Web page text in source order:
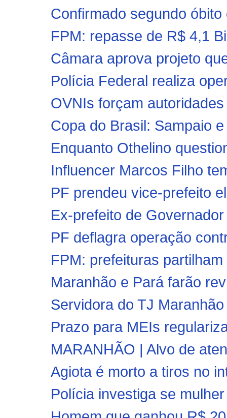
Confirmado segundo
FPM: repasse de R$ 4,1
Câmara aprova projeto
Polícia Federal realiza
OVNIs forçam
Copa do Brasil: Sampaio
Enquanto Othelino
Influencer Marcos Filho
PF prendeu vice-prefeito
Ex-prefeito de
PF deflagra operação
FPM: prefeituras
Maranhão e Pará farão
Servidora do TJ
Prazo para MEIs
MARANHÃO | Alvo de
Agiota é morto a tiros no
Polícia investiga se